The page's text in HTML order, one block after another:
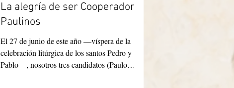
La alegría de ser Cooperadores
Paulinos
El 27 de junio de este año —víspera de la
celebración litúrgica de los santos Pedro y
Pablo—, nosotros tres candidatos (Paulo